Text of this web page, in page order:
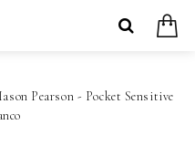
Pearson - Pocket Sensitive